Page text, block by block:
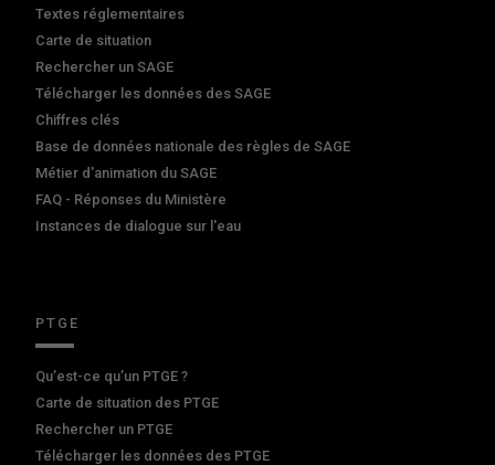
Textes réglementaires
Carte de situation
Rechercher un SAGE
Télécharger les données des SAGE
Chiffres clés
Base de données nationale des règles de SAGE
Métier d'animation du SAGE
FAQ - Réponses du Ministère
Instances de dialogue sur l'eau
PTGE
Qu’est-ce qu’un PTGE ?
Carte de situation des PTGE
Rechercher un PTGE
Télécharger les données des PTGE